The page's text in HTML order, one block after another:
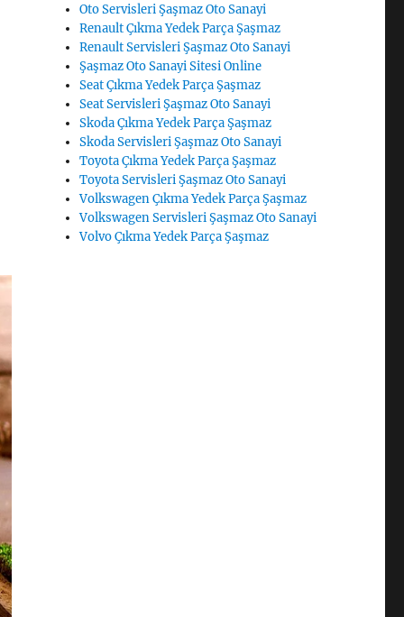
Oto Servisleri Şaşmaz Oto Sanayi
Renault Çıkma Yedek Parça Şaşmaz
Renault Servisleri Şaşmaz Oto Sanayi
Şaşmaz Oto Sanayi Sitesi Online
Seat Çıkma Yedek Parça Şaşmaz
Seat Servisleri Şaşmaz Oto Sanayi
Skoda Çıkma Yedek Parça Şaşmaz
Skoda Servisleri Şaşmaz Oto Sanayi
Toyota Çıkma Yedek Parça Şaşmaz
Toyota Servisleri Şaşmaz Oto Sanayi
Volkswagen Çıkma Yedek Parça Şaşmaz
Volkswagen Servisleri Şaşmaz Oto Sanayi
Volvo Çıkma Yedek Parça Şaşmaz